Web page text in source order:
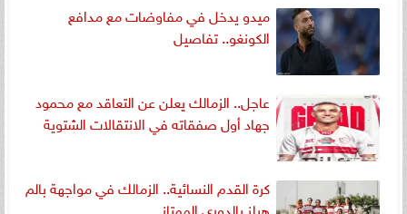
ميدو يدخل في مفاوضات مع مدافع
الكونغو.. تفاصيل
عاجل.. الزمالك يعلن عن التعاقد مع محمود
جهاد أول صفقاته في الانتقالات الشتوية
كرة القدم النسائية.. الزمالك في مواجهة بالم
هيلز بالدوري الممتاز